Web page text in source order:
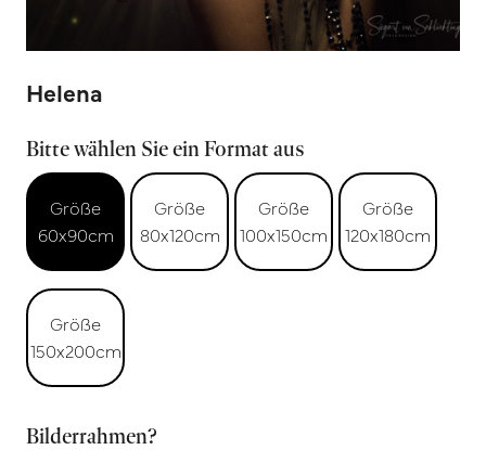
Helena
Bitte wählen Sie ein Format aus
Größe
60x90cm
Größe
80x120cm
Größe
100x150cm
Größe
120x180cm
Größe
150x200cm
Bilderrahmen?